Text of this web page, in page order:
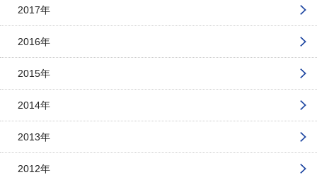
2017年
2016年
2015年
2014年
2013年
2012年